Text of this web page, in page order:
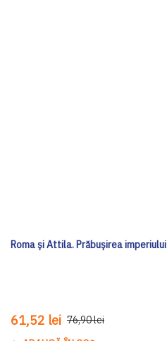
Roma și Attila. Prăbușirea imperiului
61,52 lei 76,90 lei